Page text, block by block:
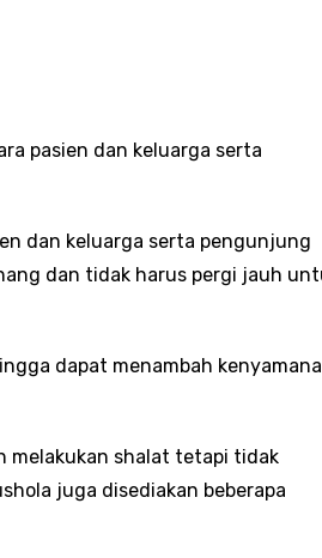
pasien dan keluarga serta
dan keluarga serta pengunjung
dan tidak harus pergi jauh
dapat menambah
melakukan shalat tetapi tidak
juga disediakan beberapa